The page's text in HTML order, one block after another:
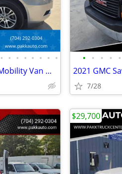
• • • • • • • •
2012 Honda Odyssey EX-L VMI Mobility Van Handicap AEVIT Hand Controls
• • • • •
7/28
$29,700